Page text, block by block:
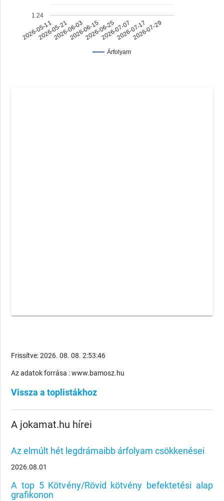
Árfolyam
2026-05-112026-05-212026-06-032026-06-152026-06-252026-07-072026-07-172026-07-29
1.24
Frissítve: 2026. 08. 08. 2:53:46
Az adatok forrása : www.bamosz.hu
Vissza a toplistákhoz
A jokamat.hu hírei
Az elmúlt hét legdrámaibb árfolyam csökkenései
2026.08.01
A top 5 Kötvény/Rövid kötvény befektetési alap
grafikonon